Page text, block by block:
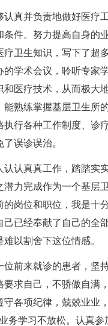
并负责地做好医疗工
条件。努力提高自身的
疗卫生知识，写下了超
的学术会议，聆听专家
和医疗技术，从而极大
能熟练掌握基层卫生所
执行各种工作制度、诊
误诊误治。
真真工作，踏踏实实
潜力完成作为一个基层
的岗位和职位，我是十
己已经奉献了自己的全
以割舍下这位情感。
来就诊的患者，坚持
要求自己，不骄傲自满
守各项纪律，兢兢业业
务学习不放松。认真